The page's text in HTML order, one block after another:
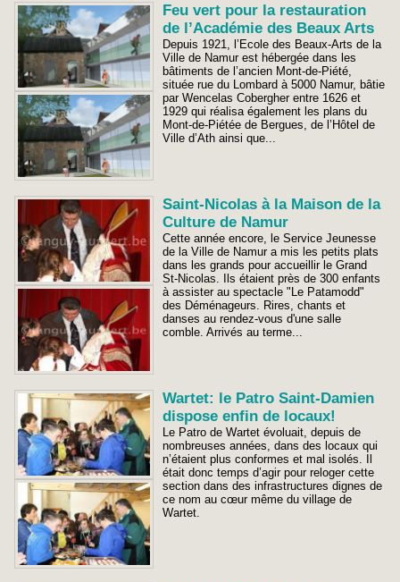
Feu vert pour la restauration
de l’Académie des Beaux Arts
Depuis 1921, l’Ecole des Beaux-Arts de la
Ville de Namur est hébergée dans les
bâtiments de l’ancien Mont-de-Piété,
située rue du Lombard à 5000 Namur, bâtie
par Wencelas Cobergher entre 1626 et
1929 qui réalisa également les plans du
Mont-de-Piétée de Bergues, de l’Hôtel de
Ville d’Ath ainsi que...
Saint-Nicolas à la Maison de la
Culture de Namur
Cette année encore, le Service Jeunesse
de la Ville de Namur a mis les petits plats
dans les grands pour accueillir le Grand
St-Nicolas. Ils étaient près de 300 enfants
à assister au spectacle "Le Patamodd"
des Déménageurs. Rires, chants et
danses au rendez-vous d'une salle
comble. Arrivés au terme...
Wartet: le Patro Saint-Damien
dispose enfin de locaux!
Le Patro de Wartet évoluait, depuis de
nombreuses années, dans des locaux qui
n’étaient plus conformes et mal isolés. Il
était donc temps d’agir pour reloger cette
section dans des infrastructures dignes de
ce nom au cœur même du village de
Wartet.